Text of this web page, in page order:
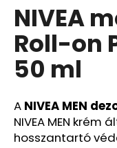
NIVEA
Roll-on
50 ml
A NIVEA MEN
NIVEA MEN
hosszantartó
BIODERMA
PHOTODERM
AQUAFLUID
SZÍNEZETT
FOLYADÉK,
VILÁGOS,
SPF
40
ML,
EXP
07/26